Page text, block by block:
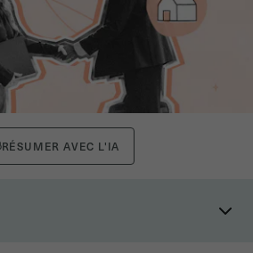
RÉSUMER AVEC L'IA